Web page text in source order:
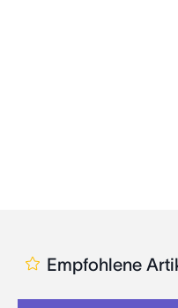
Empfohlene